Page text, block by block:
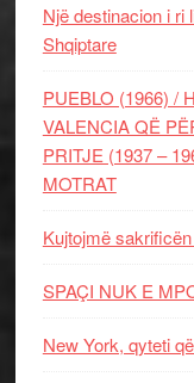
Një destinacion i ri
Shqiptare
PUEBLO (1966) /
VALENCIA QË
PRITJE (1937 –
MOTRAT
Kujtojmë
SPAÇI NUK E
New York, qyteti